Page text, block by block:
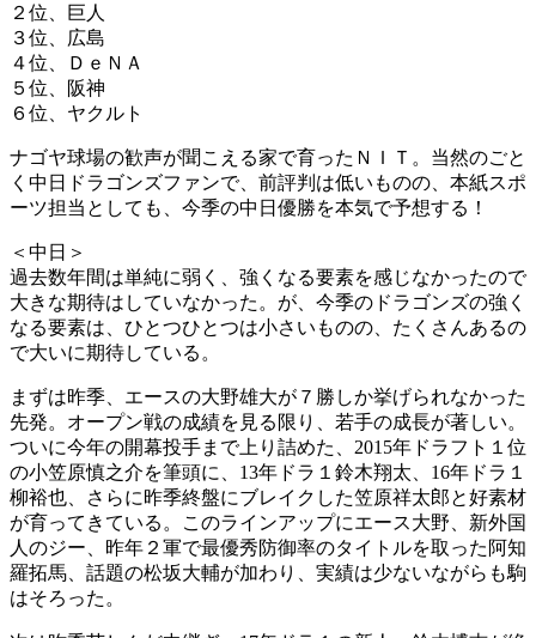
２位、巨人
３位、広島
４位、ＤｅＮＡ
５位、阪神
６位、ヤクルト
ナゴヤ球場の歓声が聞こえる家で育ったＮＩＴ。当然のごと
く中日ドラゴンズファンで、前評判は低いものの、本紙スポ
ーツ担当としても、今季の中日優勝を本気で予想する！
＜中日＞
過去数年間は単純に弱く、強くなる要素を感じなかったので
大きな期待はしていなかった。が、今季のドラゴンズの強く
なる要素は、ひとつひとつは小さいものの、たくさんあるの
で大いに期待している。
まずは昨季、エースの大野雄大が７勝しか挙げられなかった
先発。オープン戦の成績を見る限り、若手の成長が著しい。
ついに今年の開幕投手まで上り詰めた、2015年ドラフト１位
の小笠原慎之介を筆頭に、13年ドラ１鈴木翔太、16年ドラ１
柳裕也、さらに昨季終盤にブレイクした笠原祥太郎と好素材
が育ってきている。このラインアップにエース大野、新外国
人のジー、昨年２軍で最優秀防御率のタイトルを取った阿知
羅拓馬、話題の松坂大輔が加わり、実績は少ないながらも駒
はそろった。